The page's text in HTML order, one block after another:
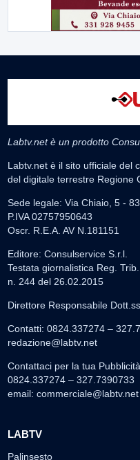
Labtv.net è un prodotto
Labtv.net è il sito ufficiale del
del digitale terrestre Regione
Sede legale: Via Chiaio, 5 -
P.IVA 02757950643
Oscr. R.E.A. AV N.181151
Editore: Consulservice S.r.l.
Testata giornalistica Reg.
n. 244 del 26.02.2015
Direttore Responsabile
Contatti: 0824.337274 –
redazione@labtv.net
Contattaci per la tua
0824.337274 – 327.7390733
email: commerciale@labtv.net
LABTV
Palinsesto